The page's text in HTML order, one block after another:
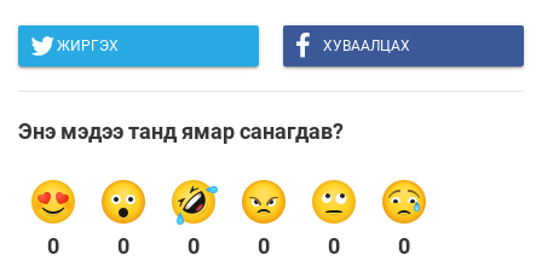
ЖИРГЭХ ХУВААЛЦАХ
Энэ мэдээ танд ямар санагдав?
0 0 0 0 0 0